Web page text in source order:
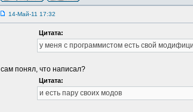
14-Май-11 17:32
Цитата:
у меня с программистом есть свой
сам понял, что написал?
Цитата:
и есть пару своих модов